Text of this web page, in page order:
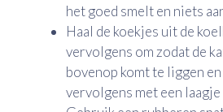
het goed smelt en niets
Haal de koekjes uit de
vervolgens om zodat de
bovenop komt te liggen
vervolgens met een